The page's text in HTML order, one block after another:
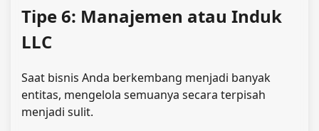
Tipe 6: Manajemen atau Induk
LLC
Saat bisnis Anda berkembang menjadi banyak
entitas, mengelola semuanya secara terpisah
menjadi sulit.